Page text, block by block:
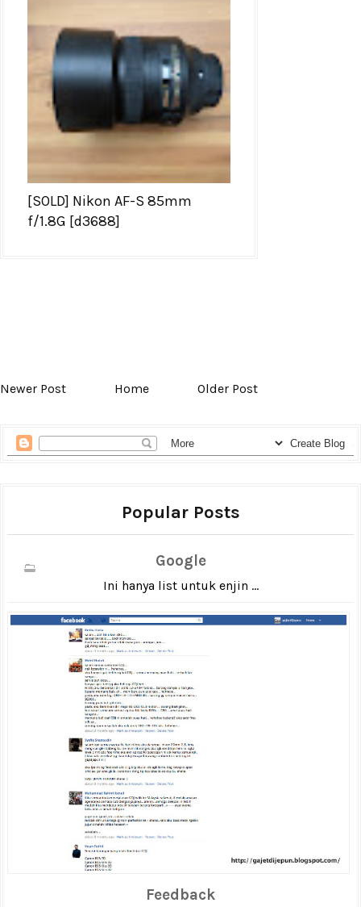
[SOLD] Nikon AF-S 85mm
f/1.8G [d3688]
Newer Post Home Older Post
Popular Posts
Google
Ini hanya list untuk enjin ...
Feedback